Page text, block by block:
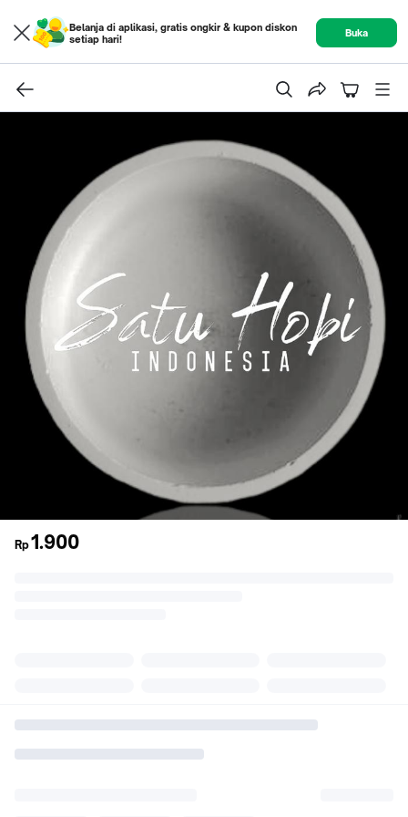
Belanja di aplikasi, gratis ongkir & kupon diskon
setiap hari!
Buka
Rp1.900